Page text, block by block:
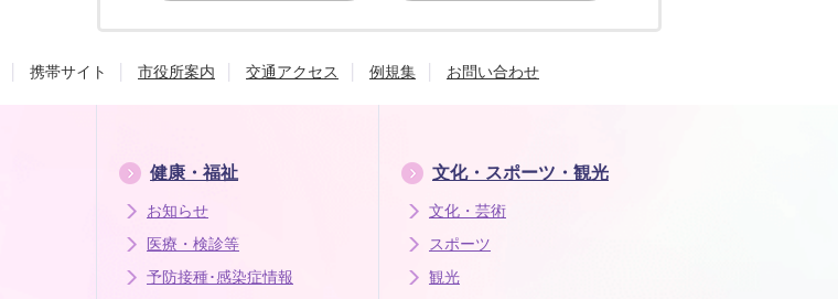
携帯サイト 市役所案内 交通アクセス 例規集 お問い合わせ
健康・福祉
お知らせ
医療・検診等
予防接種･感染症情報
文化・スポーツ・観光
文化・芸術
スポーツ
観光